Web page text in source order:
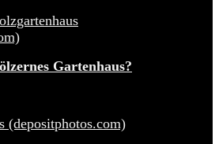
Gartenhaus?